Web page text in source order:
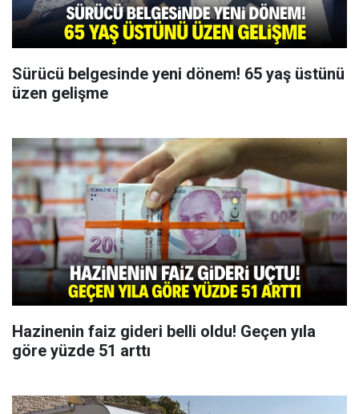
Sürücü belgesinde yeni dönem! 65 yaş üstünü
üzen gelişme
Hazinenin faiz gideri belli oldu! Geçen yıla
göre yüzde 51 arttı